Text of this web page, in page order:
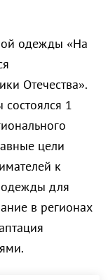
одежды «На
Отечества».
1
цели
к
для
в регионах